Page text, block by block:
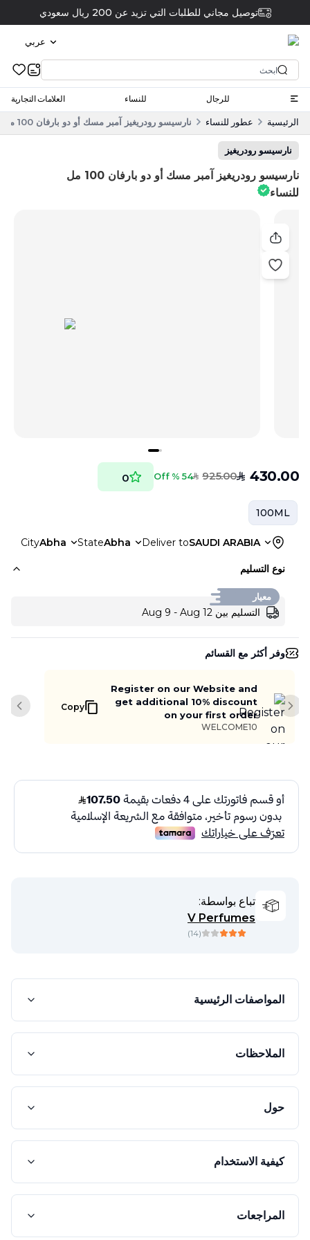
توصيل مجاني للطلبات التي تزيد عن 200 ريال سعودي
عربي
للرجال للنساء العلامات التجارية
الرئيسية عطور للنساء نارسيسو رودريغيز آمبر مسك أو دو بارفان 100 مل للنساء
نارسيسو رودريغيز
نارسيسو رودريغيز آمبر مسك أو دو بارفان 100 مل
للنساء
SAR 430.00
SAR 925.00
54 % Off
0
100ML
Deliver toSAUDI ARABIA
StateAbha
CityAbha
نوع التسليم
معيار
التسليم بين Aug 9 - Aug 12
وفر أكثر مع القسائم
Register on our Website and
get additional 10% discount
on your first order
WELCOME10
Copy Next slide
تباع بواسطة:
V Perfumes
(
14
)
المواصفات الرئيسية
الملاحظات
حول
كيفية الاستخدام
المراجعات